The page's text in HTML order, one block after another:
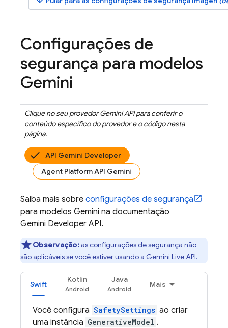
Configurações de
segurança para modelos
Gemini
Clique no seu provedorGemini APIpara conferir o
conteúdo específico do provedor e o código nesta
página.
API Gemini Developer
Agent Platform API Gemini
Saiba mais sobre configurações de segurança
para modelos Gemini na documentação
Gemini Developer API.
Observação:as configurações de segurança não
são aplicáveis se você estiver usando a Gemini Live API.
Swift
Kotlin Java
Mais
Você configura SafetySettings ao criar
uma instância GenerativeModel .